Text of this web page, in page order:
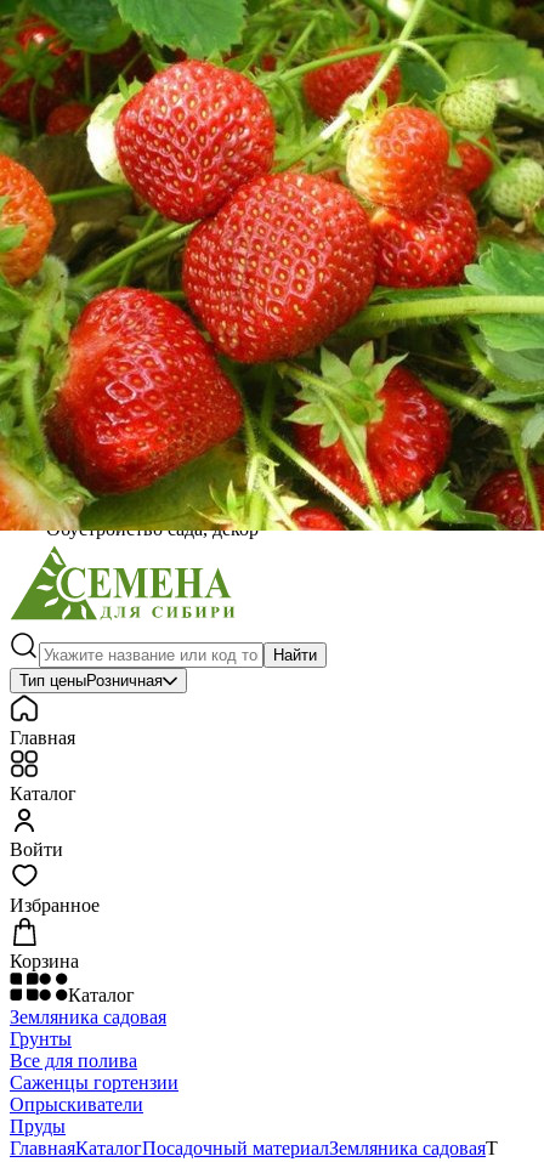
Выберите город
Обратный звонокЗаказать обратный звонок
Каталог
Семена
Грунты
Газонные травы, сидераты
Горшки, рассадники, аксессуары
Посадочный материал
Садовый инструмент, инвентарь
Консервирование
Средства защиты, удобрения, добавки, химия
Обустройство сада, декор
Найти
Тип ценыРозничная
Главная
Каталог
Войти
Избранное
Корзина
Каталог
Земляника садовая
Грунты
Все для полива
Саженцы гортензии
Опрыскиватели
Пруды
ГлавнаяКаталогПосадочный материалЗемляника садоваяТ